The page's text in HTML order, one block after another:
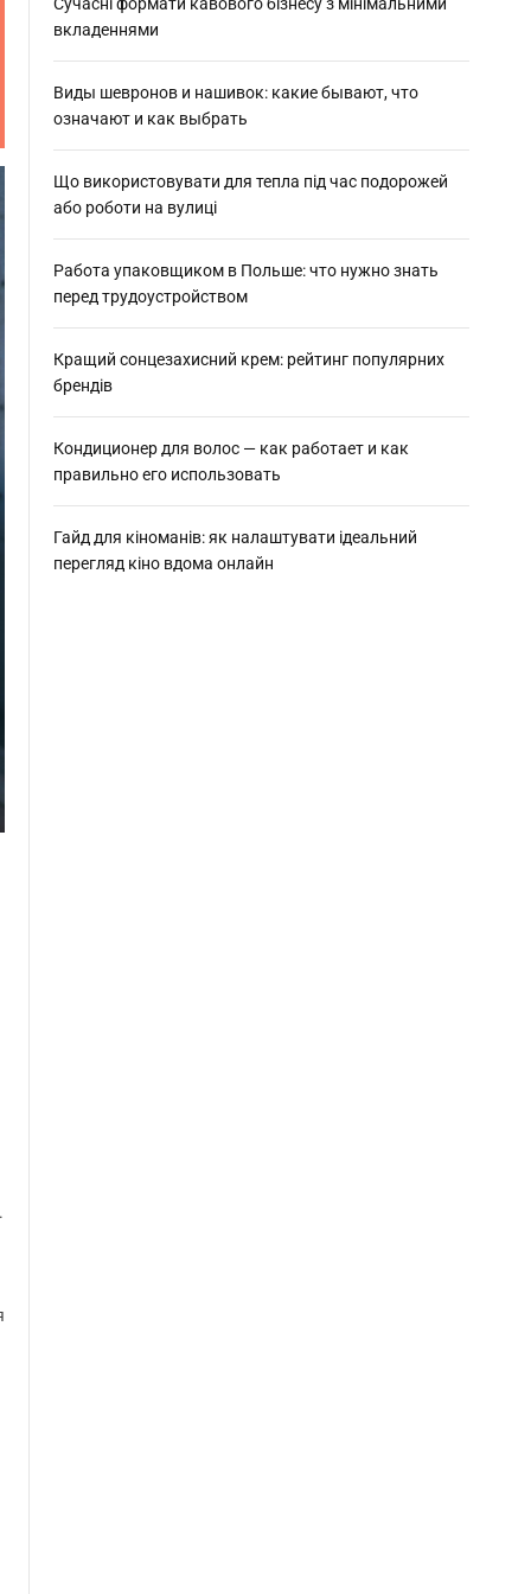
вкладеннями
Виды шевронов и нашивок: какие бывают, что
означают и как выбрать
Що використовувати для тепла під час подорожей
або роботи на вулиці
Работа упаковщиком в Польше: что нужно знать
перед трудоустройством
Кращий сонцезахисний крем: рейтинг популярних
брендів
Кондиционер для волос — как работает и как
правильно его использовать
Гайд для кіноманів: як налаштувати ідеальний
перегляд кіно вдома онлайн